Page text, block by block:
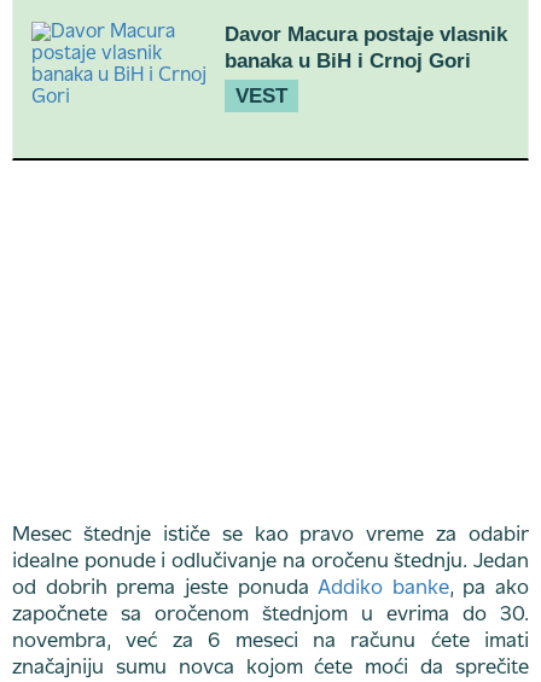
Davor Macura postaje vlasnik
banaka u BiH i Crnoj Gori
VEST
Mesec štednje ističe se kao pravo vreme za odabir
idealne ponude i odlučivanje na oročenu štednju. Jedan
od dobrih prema jeste ponudaAddiko banke, pa ako
započnete sa oročenom štednjom u evrima do 30.
novembra, već za 6 meseci na računu ćete imati
značajniju sumu novca kojom ćete moći da sprečite